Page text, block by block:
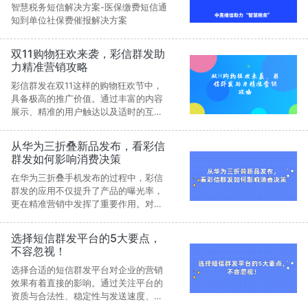
用发送，并确保合规安全。通过快速迁
移方案，企业可在72小时内完成切换，
智慧税务短信解决方案-医保缴费短信通
知到单位社保费催报解决方案
双11购物狂欢来袭，彩信群发助
力精准营销攻略
彩信群发在双11这样的购物狂欢节中，
具备极高的推广价值。通过丰富的内容
展示、精准的用户触达以及适时的互动
引目标用户，实现营销转化。双11不仅
是电商平台的竞技场，更是品牌展示实
力、提升用户粘性的良好时机。充分利
用彩信群发，制定切实可行的营销策
略，能让品牌在双11大放异彩，实现业
绩增长和品牌提升的双赢目标。
从华为三折叠新品发布，看彩信
群发如何影响消费决策
在华为三折叠手机发布的过程中，彩信
群发的应用不仅提升了产品的曝光率，
更在精准营销中发挥了重要作用。对于
强用户粘性的重要手段。未来，随着技
术的不断发展，彩信群发将在更多领域
发挥更大的价值，成为企业数字化营销
的重要利器。
选择短信群发平台的5大要点，
不容忽视！
选择合适的短信群发平台对企业的营销
效果有着直接的影响。通过关注平台的
资质与合法性、稳定性与发送速度、覆